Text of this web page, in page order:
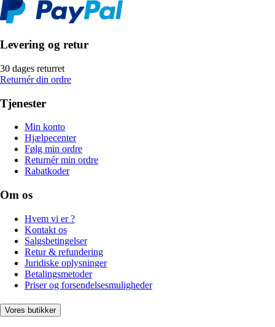
Levering og retur
30 dages returret
Returnér din ordre
Tjenester
Min konto
Hjælpecenter
Følg min ordre
Returnér min ordre
Rabatkoder
Om os
Hvem vi er ?
Kontakt os
Salgsbetingelser
Retur & refundering
Juridiske oplysninger
Betalingsmetoder
Priser og forsendelsesmuligheder
Vores butikker